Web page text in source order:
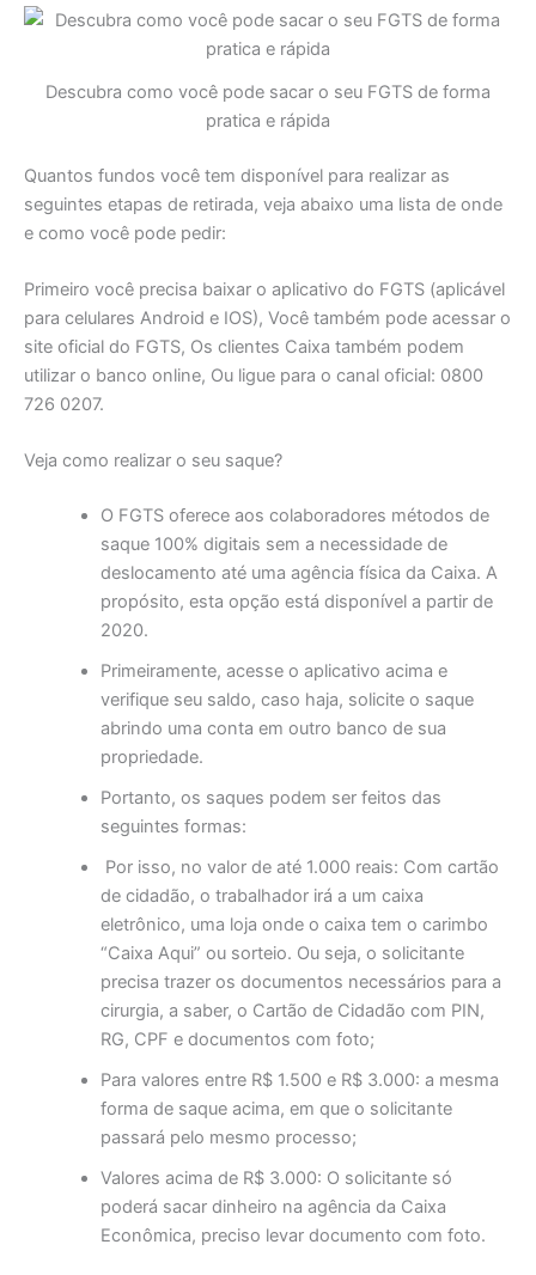
Descubra como você pode sacar o seu FGTS de forma
pratica e rápida
Quantos fundos você tem disponível para realizar as
seguintes etapas de retirada, veja abaixo uma lista de onde
e como você pode pedir:
Primeiro você precisa baixar o aplicativo do FGTS (aplicável
para celulares Android e IOS), Você também pode acessar o
site oficial do FGTS, Os clientes Caixa também podem
utilizar o banco online, Ou ligue para o canal oficial: 0800
726 0207.
Veja como realizar o seu saque?
O FGTS oferece aos colaboradores métodos de
saque 100% digitais sem a necessidade de
deslocamento até uma agência física da Caixa. A
propósito, esta opção está disponível a partir de
2020.
Primeiramente, acesse o aplicativo acima e
verifique seu saldo, caso haja, solicite o saque
abrindo uma conta em outro banco de sua
propriedade.
Portanto, os saques podem ser feitos das
seguintes formas:
Por isso, no valor de até 1.000 reais: Com cartão
de cidadão, o trabalhador irá a um caixa
eletrônico, uma loja onde o caixa tem o carimbo
“Caixa Aqui” ou sorteio. Ou seja, o solicitante
precisa trazer os documentos necessários para a
cirurgia, a saber, o Cartão de Cidadão com PIN,
RG, CPF e documentos com foto;
Para valores entre R$ 1.500 e R$ 3.000: a mesma
forma de saque acima, em que o solicitante
passará pelo mesmo processo;
Valores acima de R$ 3.000: O solicitante só
poderá sacar dinheiro na agência da Caixa
Econômica, preciso levar documento com foto.